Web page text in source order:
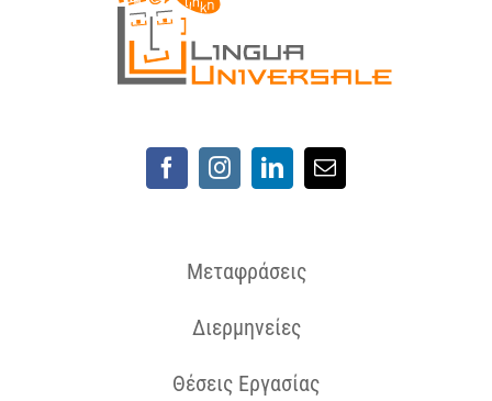
Μεταφράσεις
Διερμηνείες
Θέσεις Εργασίας